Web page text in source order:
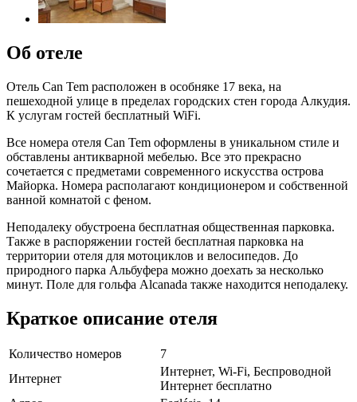
Об отеле
Отель Can Tem расположен в особняке 17 века, на
пешеходной улице в пределах городских стен города Алкудия.
К услугам гостей бесплатный WiFi.
Все номера отеля Can Tem оформлены в уникальном стиле и
обставлены антикварной мебелью. Все это прекрасно
сочетается с предметами современного искусства острова
Майорка. Номера располагают кондиционером и собственной
ванной комнатой с феном.
Неподалеку обустроена бесплатная общественная парковка.
Также в распоряжении гостей бесплатная парковка на
территории отеля для мотоциклов и велосипедов. До
природного парка Альбуфера можно доехать за несколько
минут. Поле для гольфа Alcanada также находится неподалеку.
Краткое описание отеля
Количество номеров
7
Интернет
Интернет, Wi-Fi, Беспроводной
Интернет бесплатно